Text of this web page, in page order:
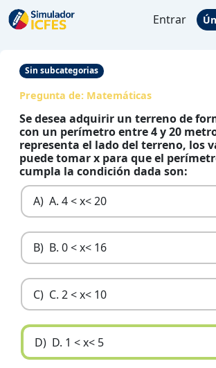
Entrar
Sin subcategorias
Pregunta de: Matemáticas
Se desea adquirir un terreno de
con un perímetro entre 4 y 20
representa el lado del terreno, los
puede tomar x para que el
cumpla la condición dada son:
A) A. 4 < x< 20
B) B. 0 < x< 16
C) C. 2 < x< 10
D) D. 1 < x< 5